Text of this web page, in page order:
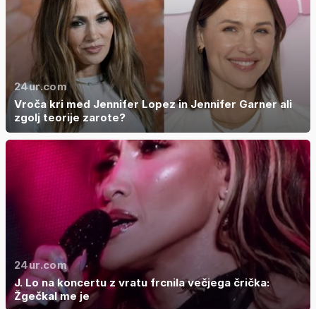
24ur.com
Vroča kri med Jennifer Lopez in Jennifer Garner ali
zgolj teorije zarote?
24ur.com
J. Lo na koncertu z vratu frcnila večjega črička:
Žgečkal me je